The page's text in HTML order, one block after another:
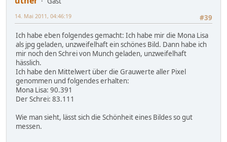
#39
14. Mai 2011, 04:46:19
Ich habe eben folgendes gemacht: Ich habe mir die Mona Lisa
als jpg geladen, unzweifelhaft ein schönes Bild. Dann habe ich
mir noch den Schrei von Munch geladen, unzweifelhaft
hässlich.
Ich habe den Mittelwert über die Grauwerte aller Pixel
genommen und folgendes erhalten:
Mona Lisa: 90.391
Der Schrei: 83.111
Wie man sieht, lässt sich die Schönheit eines Bildes so gut
messen.